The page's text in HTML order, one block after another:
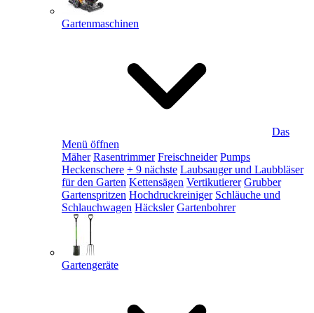
Gartenmaschinen
Das
Menü öffnen
Mäher Rasentrimmer Freischneider Pumps
Heckenschere + 9 nächste Laubsauger und Laubbläser
für den Garten Kettensägen Vertikutierer Grubber
Gartenspritzen Hochdruckreiniger Schläuche und
Schlauchwagen Häcksler Gartenbohrer
Gartengeräte